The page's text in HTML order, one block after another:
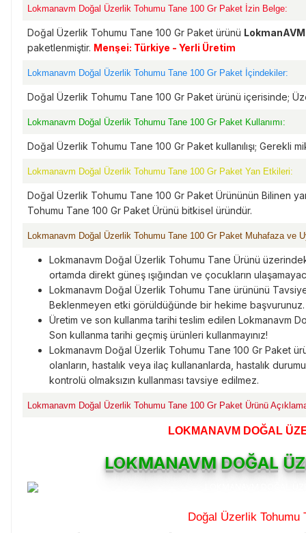
Lokmanavm Doğal Üzerlik Tohumu Tane 100 Gr Paket İzin Belge:
Doğal Üzerlik Tohumu Tane 100 Gr Paket ürünü LokmanAVM
paketlenmiştir. Menşei: Türkiye - Yerli Üretim
Lokmanavm Doğal Üzerlik Tohumu Tane 100 Gr Paket İçindekiler:
Doğal Üzerlik Tohumu Tane 100 Gr Paket ürünü içerisinde;
Lokmanavm Doğal Üzerlik Tohumu Tane 100 Gr Paket Kullanımı:
Doğal Üzerlik Tohumu Tane 100 Gr Paket kullanılışı; Gerekli
Lokmanavm Doğal Üzerlik Tohumu Tane 100 Gr Paket Yan Etkileri:
Doğal Üzerlik Tohumu Tane 100 Gr Paket Ürününün Bilinen
Tohumu Tane 100 Gr Paket Ürünü bitkisel üründür.
Lokmanavm Doğal Üzerlik Tohumu Tane 100 Gr Paket Muhafaza ve
Lokmanavm Doğal Üzerlik Tohumu Tane Ürünü
ortamda direkt güneş ışığından ve çocukların
Lokmanavm Doğal Üzerlik Tohumu Tane ürününü
Beklenmeyen etki görüldüğünde bir hekime başvurunuz.
Üretim ve son kullanma tarihi teslim edilen Lokmanavm
Son kullanma tarihi geçmiş ürünleri kullanmayınız!
Lokmanavm Doğal Üzerlik Tohumu Tane 100 Gr Paket
olanların, hastalık veya ilaç kullananlarda, hastalık
kontrolü olmaksızın kullanması tavsiye edilmez.
Lokmanavm Doğal Üzerlik Tohumu Tane 100 Gr Paket Ürünü
LOKMANAVM DOĞAL
LOKMANAVM DOĞAL
Doğal Üzerlik Tohumu